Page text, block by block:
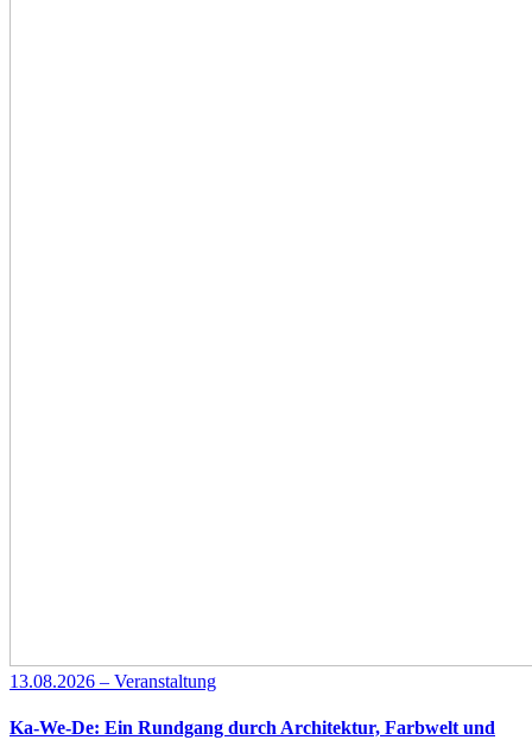
13.08.2026 – Veranstaltung
Ka-We-De: Ein Rundgang durch Architektur, Farbwelt und